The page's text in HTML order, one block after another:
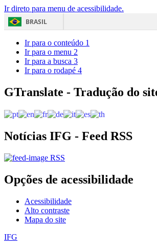
Ir direto para menu de acessibilidade.
BRASIL
Acesso à
Ir para o conteúdo 1
Ir para o menu 2
Ir para a busca 3
Ir para o rodapé 4
GTranslate - Tradução do
Notícias IFG - Feed RSS
RSS
Opções de acessibilidade
Acessibilidade
Alto contraste
Mapa do site
IFG